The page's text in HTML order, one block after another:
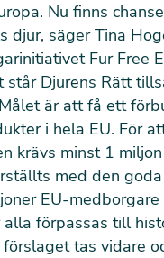
Nu finns
djur, säger Tina
Fur Free
står Djurens Rätt
är att få ett
i hela EU. För
krävs minst 1
med den
EU-
förpassas till
tas vidare